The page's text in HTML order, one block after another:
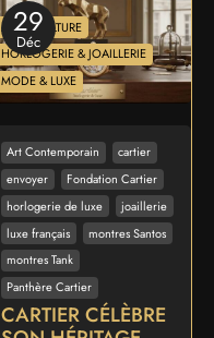
29
Déc
ART & CULTURE
HORLOGERIE & JOAILLERIE
MODE & LUXE
Art Contemporain
cartier
envoyer
Fondation Cartier
horlogerie de luxe
joaillerie
luxe français
montres Santos
montres Tank
Panthère Cartier
CARTIER CÉLÈBRE